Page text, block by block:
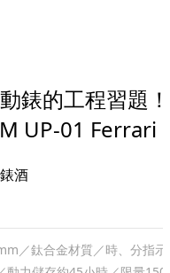
錶的工程習題！
UP-01 Ferrari
酒
／鈦合金材質／時、分指示